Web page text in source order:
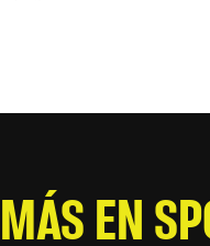
MÁS EN